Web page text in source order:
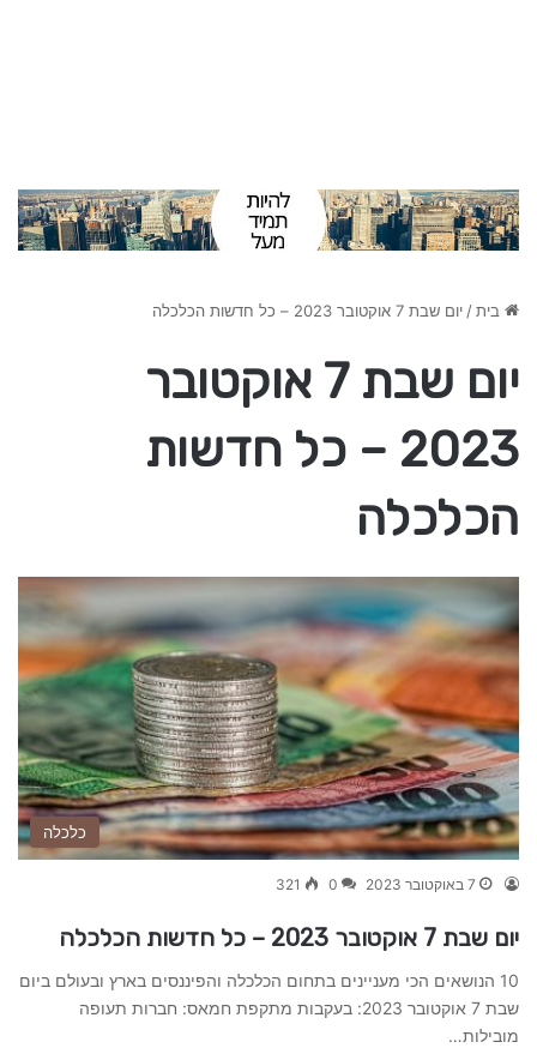
בית/יום שבת 7 אוקטובר 2023 – כל חדשות הכלכלה
יום שבת 7 אוקטובר
2023 – כל חדשות
הכלכלה
כלכלה
7 באוקטובר 2023 0
321
יום שבת 7 אוקטובר 2023 – כל חדשות הכלכלה
10 הנושאים הכי מעניינים בתחום הכלכלה והפיננסים בארץ ובעולם ביום
שבת 7 אוקטובר 2023: בעקבות מתקפת חמאס: חברות תעופה
מובילות…